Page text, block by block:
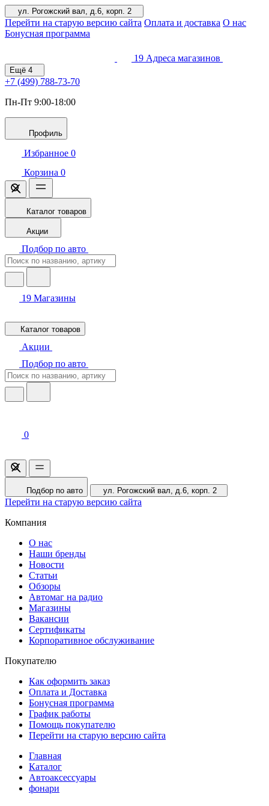
ул. Рогожский вал, д.6, корп. 2
Перейти на старую версию сайта Оплата и доставка О нас
Бонусная программа
19 Адреса магазинов
Ещё 4
+7 (499) 788-73-70
Пн-Пт 9:00-18:00
Профиль
Избранное 0
Корзина 0
Каталог товаров
Акции
Подбор по авто
19 Магазины
Каталог товаров
Акции
Подбор по авто
0
Подбор по авто ул. Рогожский вал, д.6, корп. 2
Перейти на старую версию сайта
Компания
О нас
Наши бренды
Новости
Статьи
Обзоры
Автомаг на радио
Магазины
Вакансии
Сертификаты
Корпоративное обслуживание
Покупателю
Как оформить заказ
Оплата и Доставка
Бонусная программа
График работы
Помощь покупателю
Перейти на старую версию сайта
Главная
Каталог
Автоаксессуары
фонари